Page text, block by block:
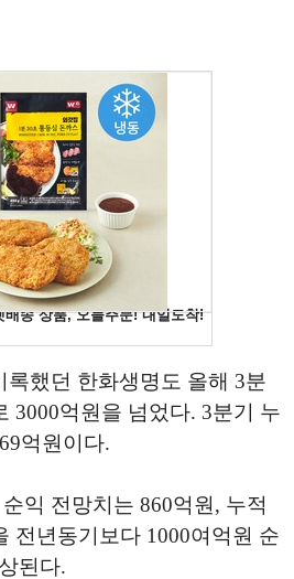
록했던 한화생명도 올해 3분
3000억원을 넘었다. 3분기 누
억원이다.
익 전망치는 860억원, 누적
전년동기보다 1000여억원 순
된다.